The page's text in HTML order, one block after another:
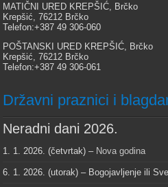
MATIČNI URED KREPŠIĆ, Brčko
Krepšić, 76212 Brčko
Telefon:+387 49 306-060
POŠTANSKI URED KREPŠIĆ, Brčko
Krepšić, 76212 Brčko
Telefon:+387 49 306-061
Državni praznici i
Neradni dani 2026.
1. 1. 2026. (četvrtak) – Nova godina
6. 1. 2026. (utorak) – Bogojavljenje ili